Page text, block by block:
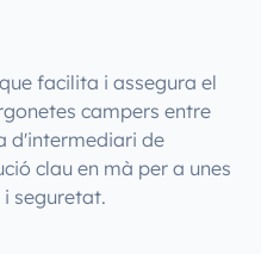
facilita i assegura el
campers entre
d'intermediari de
clau en mà per a unes
seguretat.